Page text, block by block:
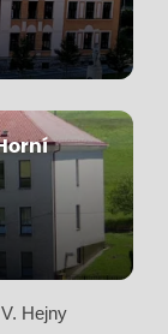
Hejny